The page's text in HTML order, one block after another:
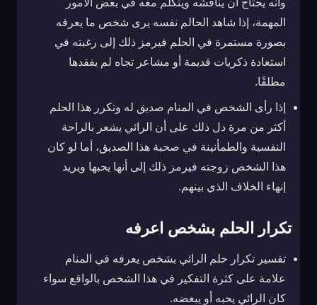
المهمة، إذا شاهد الحالم نفسه يرى شخص ما يعرفه
بصورة مستمرة في الحلم فيرمز ذلك إلى رغبته في
استعادة ذكريات قديمة أو مشاعر تجاه لم يفقدها
مطلقًا.
إذا رأى الشخص في المنام صديق له وتكرر هذا الحلم
أكثر من مرة دل ذلك على أن الرائي يشعر بالراحة
النفسية والطمأنينة في صحبة هذا الصديق، أما لو كان
هذا الشخص زوجته فيرمز ذلك إلى أنها يحبها ويريد
إنهاء الخلاف الذي بينهم.
تكرار الحلم بشخص اعرفه
تفسير تكرار حلم الرائي بشخص يعرفه في المنام
علامة على كثرة التفكير في هذا الشخص بالواقع سواء
كان الرائي يحبه أو يبغضه.